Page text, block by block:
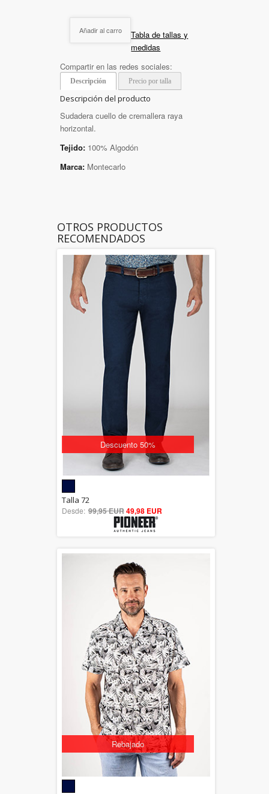
Añadir al carro
Tabla de tallas y
medidas
Compartir en las redes sociales:
Descripción Precio por talla
Descripción del producto
Sudadera cuello de cremallera raya
horizontal.
Tejido: 100% Algodón
Marca: Montecarlo
OTROS PRODUCTOS
RECOMENDADOS
Descuento 50%
out of 5
Talla 72
Desde: 99,95 EUR49,98 EUR
Rebajado